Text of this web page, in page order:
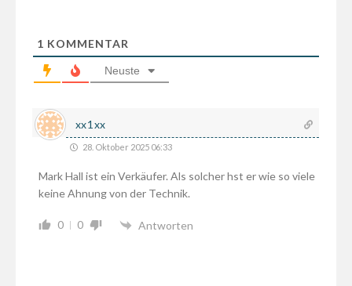
1 KOMMENTAR
Neuste
xx1xx
28. Oktober 2025 06:33
Mark Hall ist ein Verkäufer. Als solcher hst er wie so viele
keine Ahnung von der Technik.
0 0 Antworten